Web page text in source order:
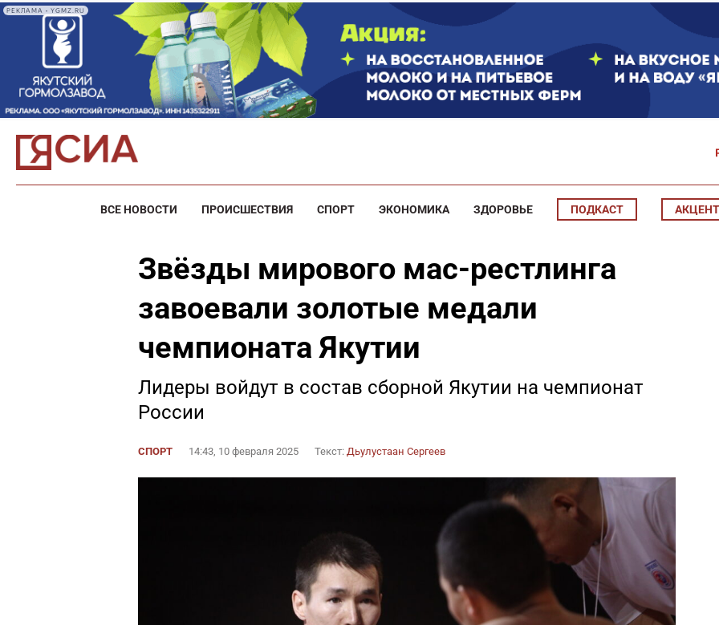
РЕКЛАМА • YGMZ.RU
ВСЕ НОВОСТИ ПРОИСШЕСТВИЯ СПОРТ ЭКОНОМИКА ЗДОРОВЬЕ ПОДКАСТ АКЦЕНТ
Звёзды мирового мас-рестлинга
завоевали золотые медали
чемпионата Якутии
Лидеры войдут в состав сборной Якутии на чемпионат
России
СПОРТ 14:43, 10 февраля 2025 Текст: Дьулустаан Сергеев